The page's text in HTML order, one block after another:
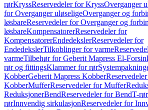
rørKryssReservedeler for KryssOverganger
for Overganger uløseligeOverganger og
løsbareReservedeler for Overganger og
løsbareKompensatorerReservedeler for
KompensatorerEndedekslerReservedeler for
EndedekslerTilkoblinger for varme
varmeTilbehør for Geberit Mapress El-
rør og fittingsKlammer for rør
KobberGeberit Mapress Kobber
KobberMufferReservedeler for Muffer
ReduksjonerBendReservedeler for BendT-rør
rørInnvendig sirkulasjonReservedeler for